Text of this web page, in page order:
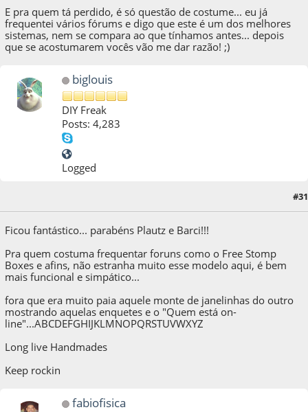
E pra quem tá perdido, é só questão de costume... eu já
frequentei vários fórums e digo que este é um dos melhores
sistemas, nem se compara ao que tínhamos antes... depois
que se acostumarem vocês vão me dar razão! ;)
biglouis
DIY Freak
Posts: 4,283
Logged
#31
Ficou fantástico... parabéns Plautz e Barci!!!
Pra quem costuma frequentar foruns como o Free Stomp
Boxes e afins, não estranha muito esse modelo aqui, é bem
mais funcional e simpático...
fora que era muito paia aquele monte de janelinhas do outro
mostrando aquelas enquetes e o "Quem está on-
line"...ABCDEFGHIJKLMNOPQRSTUVWXYZ
Long live Handmades
Keep rockin
fabiofisica